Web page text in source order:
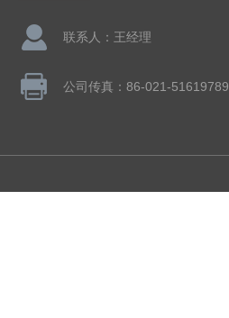
联系人：王经理
公司传真：86-021-51619789